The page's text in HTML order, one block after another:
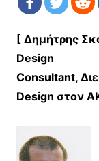
[ Δημήτρης
Design
Consultant,
Design στον